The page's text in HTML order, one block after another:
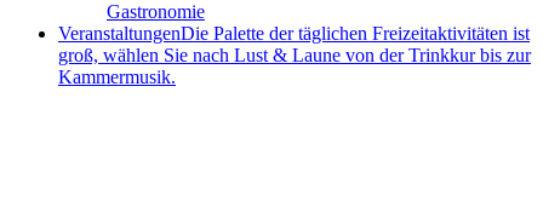
Gastronomie
VeranstaltungenDie Palette der täglichen Freizeitaktivitäten ist
groß, wählen Sie nach Lust & Laune von der Trinkkur bis zur
Kammermusik.